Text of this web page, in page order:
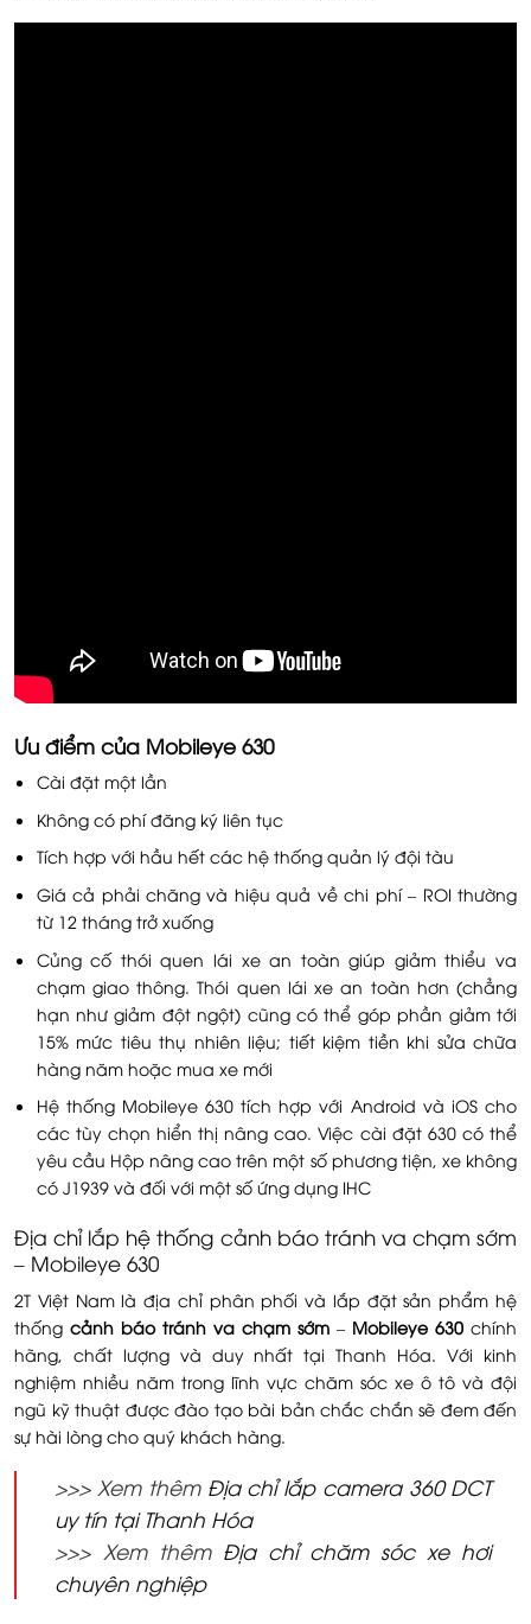
Ưu điểm của Mobileye 630
Cài đặt một lần
Không có phí đăng ký liên tục
Tích hợp với hầu hết các hệ thống quản lý đội tàu
Giá cả phải chăng và hiệu quả về chi phí – ROI thường
từ 12 tháng trở xuống
Củng cố thói quen lái xe an toàn giúp giảm thiểu va
chạm giao thông. Thói quen lái xe an toàn hơn (chẳng
hạn như giảm đột ngột) cũng có thể góp phần giảm tới
15% mức tiêu thụ nhiên liệu; tiết kiệm tiền khi sửa chữa
hàng năm hoặc mua xe mới
Hệ thống Mobileye 630 tích hợp với Android và iOS cho
các tùy chọn hiển thị nâng cao. Việc cài đặt 630 có thể
yêu cầu Hộp nâng cao trên một số phương tiện, xe không
có J1939 và đối với một số ứng dụng IHC
Địa chỉ lắp hệ thống cảnh báo tránh va chạm sớm
– Mobileye 630
2T Việt Nam là địa chỉ phân phối và lắp đặt sản phẩm hệ
thống cảnh báo tránh va chạm sớm – Mobileye 630 chính
hãng, chất lượng và duy nhất tại Thanh Hóa. Với kinh
nghiệm nhiều năm trong lĩnh vực chăm sóc xe ô tô và đội
ngũ kỹ thuật được đào tạo bài bản chắc chắn sẽ đem đến
sự hài lòng cho quý khách hàng.
>>> Xem thêm Địa chỉ lắp camera 360 DCT
uy tín tại Thanh Hóa
>>> Xem thêm Địa chỉ chăm sóc xe hơi
chuyên nghiệp